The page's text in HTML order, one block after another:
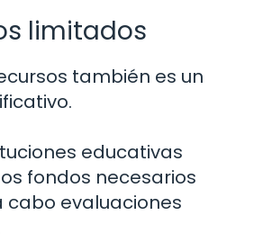
limitados
también es un
educativas
fondos necesarios
cabo evaluaciones